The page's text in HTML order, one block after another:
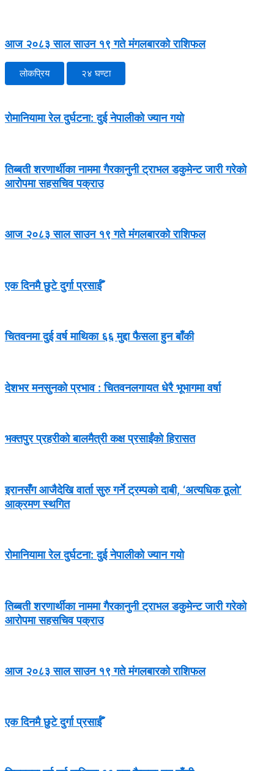
आज २०८३ साल साउन १९ गते मंगलबारको राशिफल
लोकप्रिय २४ घण्टा
रोमानियामा रेल दुर्घटना: दुई नेपालीको ज्यान गयो
तिब्बती शरणार्थीका नाममा गैरकानुनी ट्राभल डकुमेन्ट जारी गरेको
आरोपमा सहसचिव पक्राउ
आज २०८३ साल साउन १९ गते मंगलबारको राशिफल
एक दिनमै छुटे दुर्गा प्रसाईँ
चितवनमा दुई वर्ष माथिका ६६ मुद्दा फैसला हुन बाँकी
देशभर मनसुनको प्रभाव : चितवनलगायत धेरै भूभागमा वर्षा
भक्तपुर प्रहरीको बालमैत्री कक्ष प्रसाईंको हिरासत
इरानसँग आजैदेखि वार्ता सुरु गर्ने ट्रम्पको दाबी, ‘अत्यधिक ठूलो’
आक्रमण स्थगित
रोमानियामा रेल दुर्घटना: दुई नेपालीको ज्यान गयो
तिब्बती शरणार्थीका नाममा गैरकानुनी ट्राभल डकुमेन्ट जारी गरेको
आरोपमा सहसचिव पक्राउ
आज २०८३ साल साउन १९ गते मंगलबारको राशिफल
एक दिनमै छुटे दुर्गा प्रसाईँ